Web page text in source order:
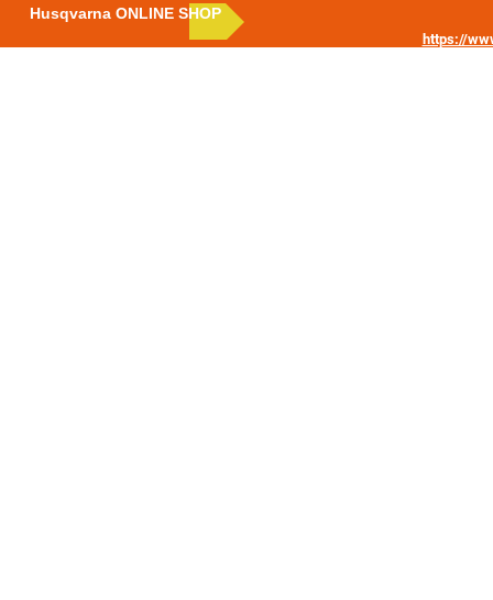
Husqvarna ONLINE SHOP
https://